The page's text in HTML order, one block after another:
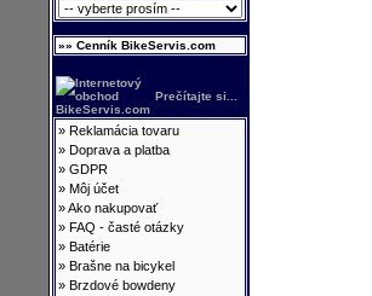
»» Cenník BikeServis.com
Prečítajte si...
» Reklamácia tovaru
» Doprava a platba
» GDPR
» Môj účet
»Ako nakupovať
» FAQ - časté otázky
» Batérie
» Brašne na bicykel
» Brzdové bowdeny